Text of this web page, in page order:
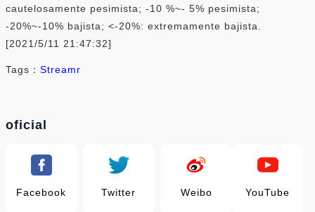
cautelosamente pesimista; -10 %~- 5% pesimista;
-20%~-10% bajista; <-20%: extremamente bajista.
[2021/5/11 21:47:32]
Tags： Streamr
oficial
Facebook Twitter Weibo YouTube